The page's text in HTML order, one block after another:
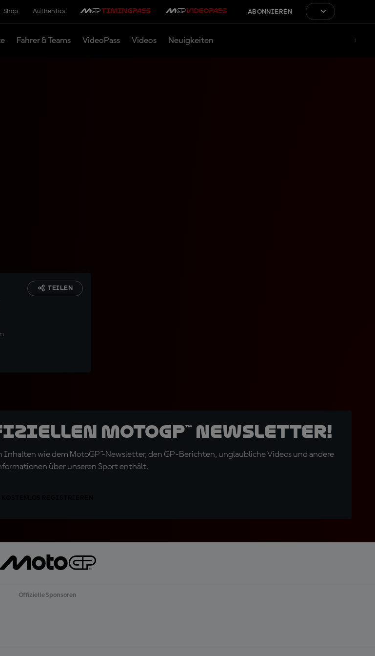
Shop Authentics ABONNIEREN
Fahrer & Teams VideoPass Videos Neuigkeiten
TEILEN
MotoGP™ Newsletter!
wie dem MotoGP™-Newsletter, den GP-Berichten, unglaubliche Videos und andere
über unseren Sport enthält.
Offizielle Sponsoren